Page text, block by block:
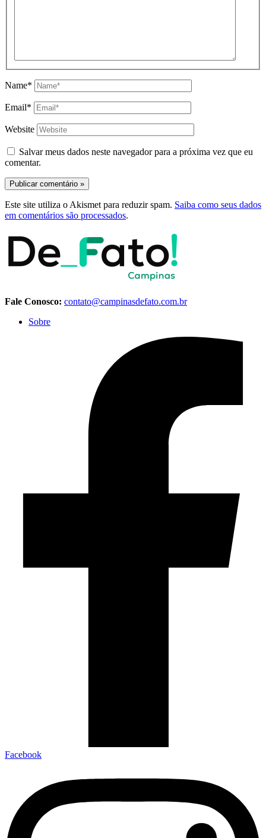
Name*
Email*
Website
Salvar meus dados neste navegador para a próxima vez que eu
comentar.
Este site utiliza o Akismet para reduzir spam. Saiba como seus dados
em comentários são processados.
Fale Conosco: contato@campinasdefato.com.br
Sobre
Facebook